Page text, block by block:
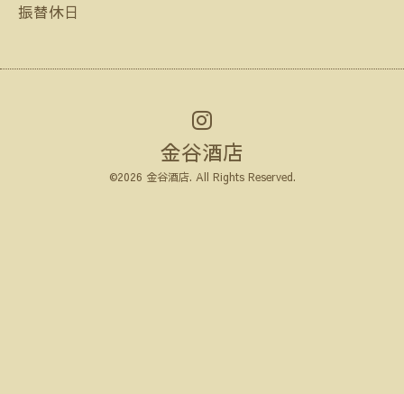
振替休日
金谷酒店
©2026 金谷酒店. All Rights Reserved.